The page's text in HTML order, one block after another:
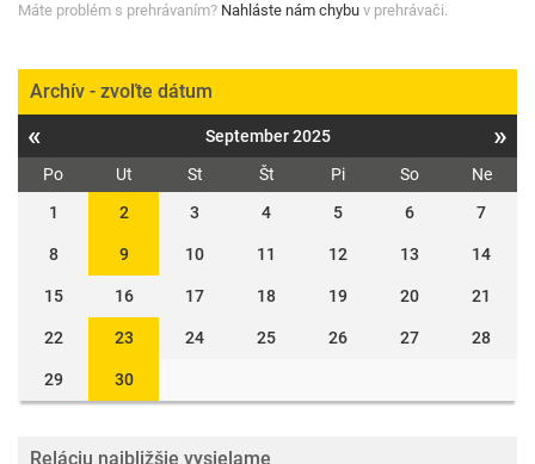
Máte problém s prehrávaním? Nahláste nám chybu v prehrávači.
Archív - zvoľte dátum
« September 2025 »
Po Ut St Št Pi So
Ne
1
2 3 4 5 6 7
8 9 10 11 12 13 14
15 16 17 18 19 20 21
22 23 24 25 26 27 28
29 30
Reláciu najbližšie vysielame